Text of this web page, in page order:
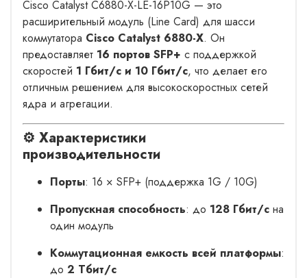
Cisco Catalyst C6880-X-LE-16P10G — это
расширительный модуль (Line Card) для шасси
коммутатора Cisco Catalyst 6880-X. Он
предоставляет 16 портов SFP+ с поддержкой
скоростей 1 Гбит/с и 10 Гбит/с, что делает его
отличным решением для высокоскоростных сетей
ядра и агрегации.
⚙️ Характеристики
производительности
Порты: 16 × SFP+ (поддержка 1G / 10G)
Пропускная способность: до 128 Гбит/с на
один модуль
Коммутационная емкость всей платформы:
до 2 Тбит/с